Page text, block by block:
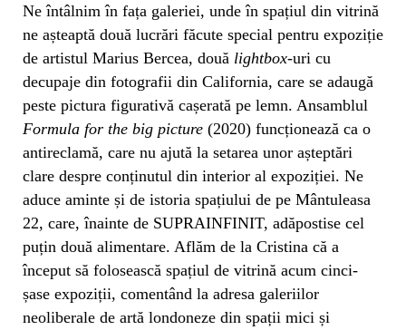
Ne întâlnim în fața galeriei, unde în spațiul din vitrină
ne așteaptă două lucrări făcute special pentru expoziție
de artistul Marius Bercea, două lightbox-uri cu
decupaje din fotografii din California, care se adaugă
peste pictura figurativă cașerată pe lemn. Ansamblul
Formula for the big picture (2020) funcționează ca o
antireclamă, care nu ajută la setarea unor așteptări
clare despre conținutul din interior al expoziției. Ne
aduce aminte și de istoria spațiului de pe Mântuleasa
22, care, înainte de SUPRAINFINIT, adăpostise cel
puțin două alimentare. Aflăm de la Cristina că a
început să folosească spațiul de vitrină acum cinci-
șase expoziții, comentând la adresa galeriilor
neoliberale de artă londoneze din spații mici și